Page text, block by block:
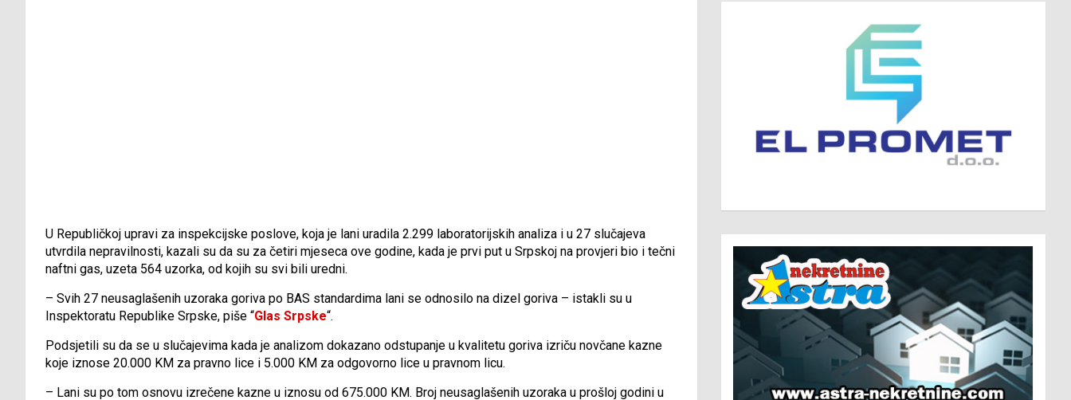
U Republičkoj upravi za inspekcijske poslove, koja je lani uradila 2.299 laboratorijskih analiza i u 27 slučajeva
utvrdila nepravilnosti, kazali su da su za četiri mjeseca ove godine, kada je prvi put u Srpskoj na provjeri bio i tečni
naftni gas, uzeta 564 uzorka, od kojih su svi bili uredni.
– Svih 27 neusaglašenih uzoraka goriva po BAS standardima lani se odnosilo na dizel goriva – istakli su u
Inspektoratu Republike Srpske, piše “Glas Srpske“.
Podsjetili su da se u slučajevima kada je analizom dokazano odstupanje u kvalitetu goriva izriču novčane kazne
koje iznose 20.000 KM za pravno lice i 5.000 KM za odgovorno lice u pravnom licu.
– Lani su po tom osnovu izrečene kazne u iznosu od 675.000 KM. Broj neusaglašenih uzoraka u prošloj godini u